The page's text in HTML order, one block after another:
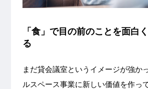
「食」で目の前のことを面白
る
まだ貸会議室というイメージが強か
ルスペース事業に新しい価値を作っ